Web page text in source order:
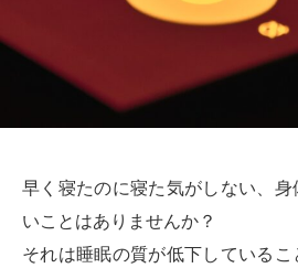
早く寝たのに寝た気がしない、
いことはありませんか？
それは睡眠の質が低下している